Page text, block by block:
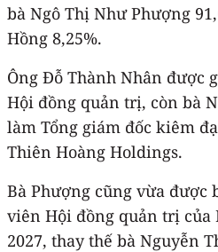
bà Ngô Thị Như Phượng
Hồng 8,25%.
Ông Đỗ Thành Nhân được
Hội đồng quản trị, còn bà
làm Tổng giám đốc kiêm
Thiên Hoàng Holdings.
Bà Phượng cũng vừa được
viên Hội đồng quản trị của
2027, thay thế bà Nguyễn